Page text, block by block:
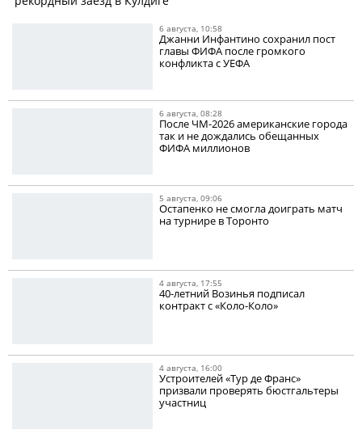
6 августа, 10:58
Джанни Инфантино сохранил пост
главы ФИФА после громкого
конфликта с УЕФА
6 августа, 08:28
После ЧМ-2026 американские города
так и не дождались обещанных
ФИФА миллионов
5 августа, 09:06
Остапенко не смогла доиграть матч
на турнире в Торонто
4 августа, 17:55
40-летний Возинья подписал
контракт с «Коло-Коло»
4 августа, 16:00
Устроителей «Тур де Франс»
призвали проверять бюстгальтеры
участниц